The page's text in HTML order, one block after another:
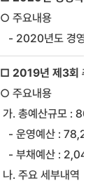
○ 주요내용
- 2020년도 경영목표
□ 2019년 제3회 추가
○ 주요내용
가. 총예산규모 :
- 운영예산 : 78,266
- 부채예산 : 2,046백
나. 주요 세부내역